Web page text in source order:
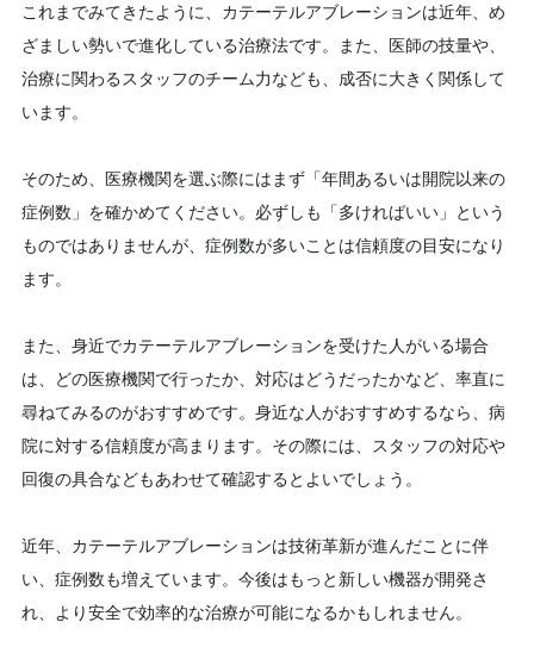
これまでみてきたように、カテーテルアブレーションは近年、め
ざましい勢いで進化している治療法です。また、医師の技量や、
治療に関わるスタッフのチーム力なども、成否に大きく関係して
います。
そのため、医療機関を選ぶ際にはまず「年間あるいは開院以来の
症例数」を確かめてください。必ずしも「多ければいい」という
ものではありませんが、症例数が多いことは信頼度の目安になり
ます。
また、身近でカテーテルアブレーションを受けた人がいる場合
は、どの医療機関で行ったか、対応はどうだったかなど、率直に
尋ねてみるのがおすすめです。身近な人がおすすめするなら、病
院に対する信頼度が高まります。その際には、スタッフの対応や
回復の具合などもあわせて確認するとよいでしょう。
近年、カテーテルアブレーションは技術革新が進んだことに伴
い、症例数も増えています。今後はもっと新しい機器が開発さ
れ、より安全で効率的な治療が可能になるかもしれません。